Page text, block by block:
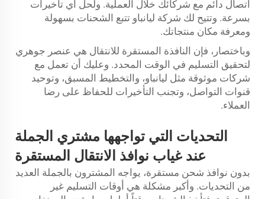
اتصال دائم مع شركائك خلال العملية. ولحل أي تأخيرات
بسرعة. وتتيح لك شركة ليانباو تتبع الشحنات بسهولة
ومعرفة مكان منتجاتك.
وباختصار، فإن النافذة المستقرة للانتقال هي عنصر جوهري
لتحقيق التسليم في الوقت المحدد. وعليك أن تعمل مع
شركات موثوقة مثل ليانباو، والتخطيط المسبق، وتوحيد
قنوات التواصل، وتجنب التأخيرات للحفاظ على رضا
العملاء.
التحديات التي تواجهها مشتري الجملة
عند غياب نوافذ الانتقال المستقرة
بدون نوافذ شحن مستقرة، يواجه المشترون بالجملة العديد
من التحديات. وأكبر مشكلة هي أوقات التسليم غير